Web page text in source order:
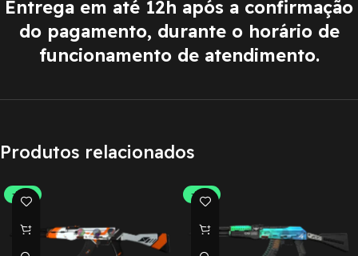
Entrega em até 12h após a confirmação
do pagamento, durante o horário de
funcionamento de atendimento.
Produtos relacionados
-30% -30%